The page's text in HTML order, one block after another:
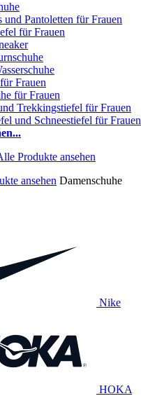
und Pantoletten für Frauen
für Frauen
Frauen
für Frauen
Trekkingstiefel für Frauen
und Schneestiefel für Frauen
ansehen Damenschuhe
Nike
HOKA